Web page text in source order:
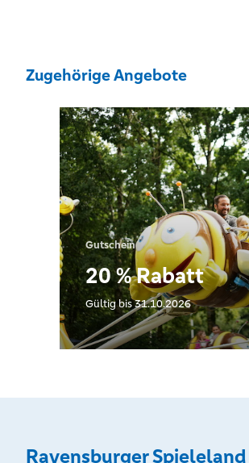
Zugehörige Angebote
Gutschein
20 % Rabatt
Gültig bis 31.10.2026
Ravensburger Spieleland